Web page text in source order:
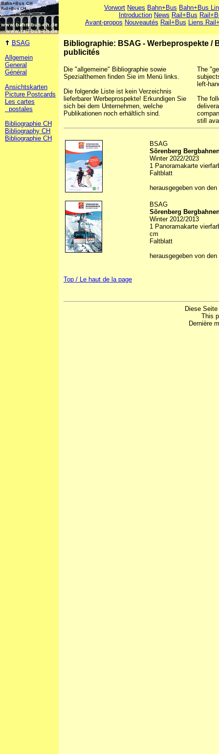
Vorwort Neues Bahn+Bus Bahn+Bus
Introduction News Rail+Bus
Avant-propos Nouveautés Rail+Bus Liens
BSAG
Allgemein
General
Général
Ansichtskarten
Picture Postcards
Les cartes
postales
Bibliographie CH
Bibliography CH
Bibliographie CH
Bibliographie: BSAG - Werbeprospekte /
publicités
Die "allgemeine" Bibliographie sowie
Spezialthemen finden Sie im Menü links.
Die folgende Liste ist kein Verzeichnis
lieferbarer Werbeprospekte! Erkundigen Sie
sich bei dem Unternehmen, welche
Publikationen noch erhältlich sind.
The
left-
The
still
BSAG
Sörenberg
Winter 2022/2023
1 Panoramakarte
Faltblatt
herausgegeben von den
BSAG
Sörenberg
Winter 2012/2013
1 Panoramakarte
cm
Faltblatt
herausgegeben von den
Top / Le haut de la page
Diese
This
Dernière